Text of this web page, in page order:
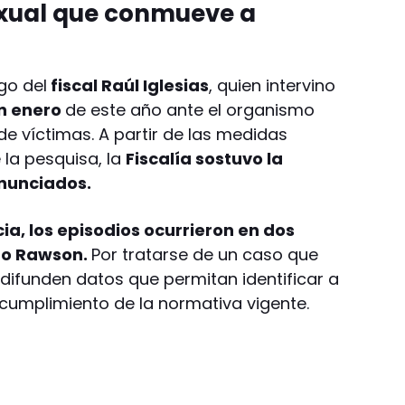
que conmueve a
del fiscal Raúl Iglesias, quien intervino
enero de este año ante el organismo
víctimas. A partir de las medidas
pesquisa, la Fiscalía sostuvo la
los episodios ocurrieron en dos
Rawson. Por tratarse de un caso que
datos que permitan identificar a
de la normativa vigente.